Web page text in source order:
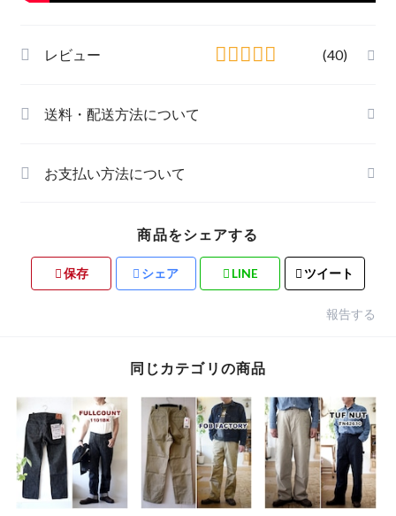
レビュー (40)
送料・配送方法について
お支払い方法について
商品をシェアする
保存 シェア LINE ツイート
報告する
同じカテゴリの商品